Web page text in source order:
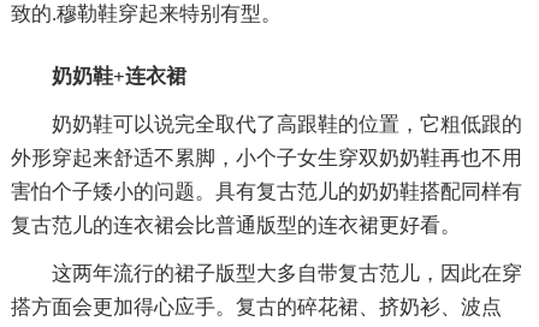
致的.穆勒鞋穿起来特别有型。
奶奶鞋+连衣裙
奶奶鞋可以说完全取代了高跟鞋的位置，它粗低跟的
外形穿起来舒适不累脚，小个子女生穿双奶奶鞋再也不用
害怕个子矮小的问题。具有复古范儿的奶奶鞋搭配同样有
复古范儿的连衣裙会比普通版型的连衣裙更好看。
这两年流行的裙子版型大多自带复古范儿，因此在穿
搭方面会更加得心应手。复古的碎花裙、挤奶衫、波点